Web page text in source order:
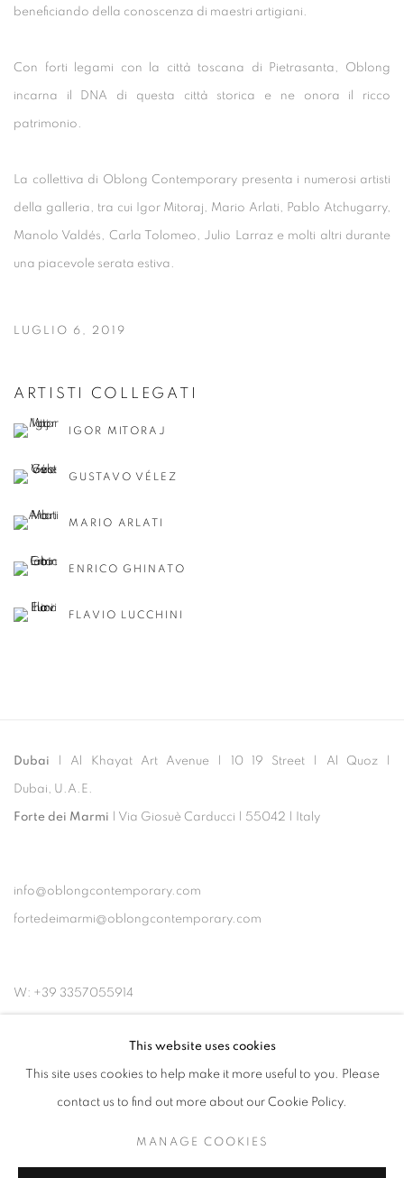
beneficiando della conoscenza di maestri artigiani.
Con forti legami con la città toscana di Pietrasanta, Oblong
incarna il DNA di questa città storica e ne onora il ricco
patrimonio.
La collettiva di Oblong Contemporary presenta i numerosi artisti
della galleria, tra cui Igor Mitoraj, Mario Arlati, Pablo Atchugarry,
Manolo Valdés, Carla Tolomeo, Julio Larraz e molti altri durante
una piacevole serata estiva.
LUGLIO 6, 2019
ARTISTI COLLEGATI
IGOR MITORAJ
GUSTAVO VÉLEZ
MARIO ARLATI
ENRICO GHINATO
FLAVIO LUCCHINI
Dubai | Al Khayat Art Avenue 10 19 Street Al Quoz
Dubai, U.A.E.
Forte dei Marmi | Via Giosuè Carducci | 55042 | Italy
info@oblongcontemporary.com
fortedeimarmi@oblongcontemporary.com
W: +39 3357055914
This website uses cookies
This site uses cookies to help make it more useful to you. Please
contact us to find out more about our Cookie Policy.
MANAGE COOKIES